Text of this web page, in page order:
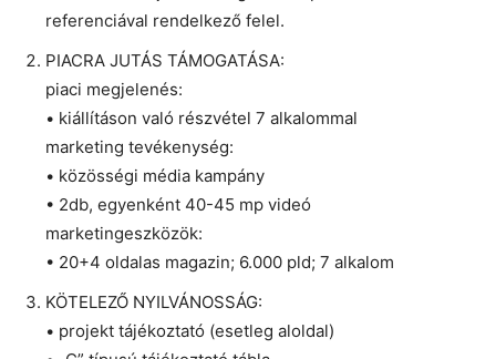
referenciával rendelkező felel.
PIACRA JUTÁS TÁMOGATÁSA:
piaci megjelenés:
• kiállításon való részvétel 7 alkalommal
marketing tevékenység:
• közösségi média kampány
• 2db, egyenként 40-45 mp videó
marketingeszközök:
• 20+4 oldalas magazin; 6.000 pld; 7 alkalom
KÖTELEZŐ NYILVÁNOSSÁG:
• projekt tájékoztató (esetleg aloldal)